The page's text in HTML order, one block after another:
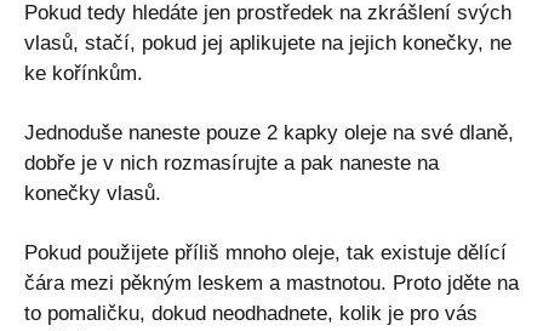
Pokud tedy hledáte jen prostředek na zkrášlení svých
vlasů, stačí, pokud jej aplikujete na jejich konečky, ne
ke kořínkům.
Jednoduše naneste pouze 2 kapky oleje na své dlaně,
dobře je v nich rozmasírujte a pak naneste na
konečky vlasů.
Pokud použijete příliš mnoho oleje, tak existuje dělící
čára mezi pěkným leskem a mastnotou. Proto jděte na
to pomaličku, dokud neodhadnete, kolik je pro vás